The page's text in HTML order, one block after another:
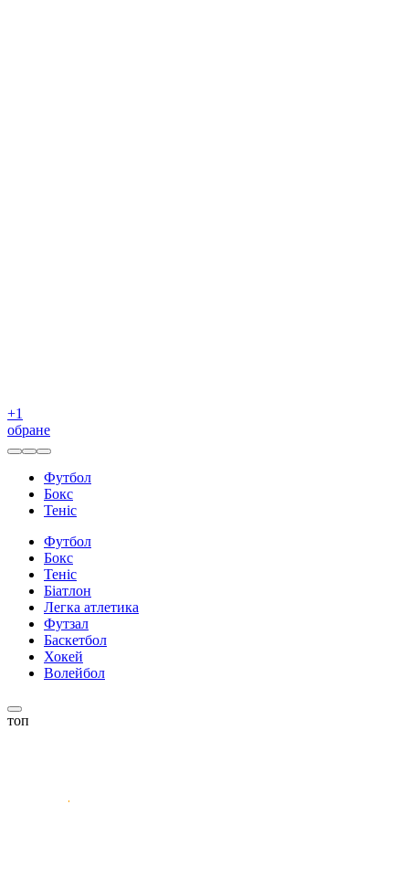
+1
обране
Футбол
Бокс
Теніс
Футбол
Бокс
Теніс
Біатлон
Легка атлетика
Футзал
Баскетбол
Хокей
Волейбол
топ